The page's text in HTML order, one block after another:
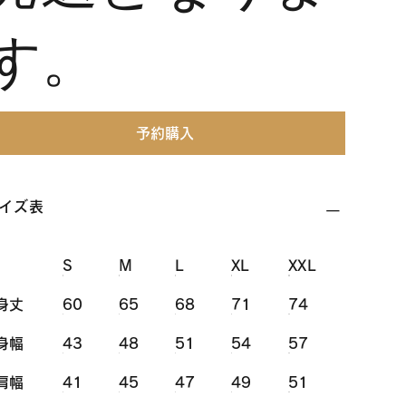
。
予約購入
ズ表
S M XL XXL
丈 60 65 68 71 74
幅 43 48 51 54 57
幅 41 45 47 49 51